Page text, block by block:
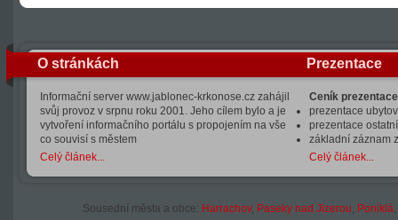
O stránkách
Informační server www.jablonec-krkonose.cz zahájil
svůj provoz v srpnu roku 2001. Jeho cílem bylo a je
vytvoření informačního portálu s propojením na vše
co souvisí s městem
Celý článek...
Prezentace
Ceník
prezentace
prezentace
základní záznam
Celý článek...
Sousední města a obce: Harrachov, Paseky nad Jizerou, Poniklá,